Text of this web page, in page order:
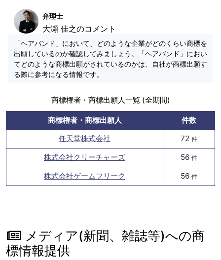
弁理士
大瀬 佳之のコメント
「ヘアバンド」において、どのような企業がどのくらい商標を
出願しているのか確認してみましょう。「ヘアバンド」におい
てどのような商標出願がされているのかは、自社が商標出願す
る際に参考になる情報です。
商標権者・商標出願人一覧 (全期間)
商標権者・商標出願人
件数
任天堂株式会社
72 件
株式会社クリーチャーズ 56 件
株式会社ゲームフリーク 56 件
メディア(新聞、雑誌等)への商
標情報提供